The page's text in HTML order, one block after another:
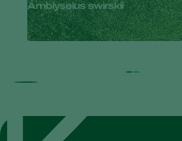
Amblyseius swirskii